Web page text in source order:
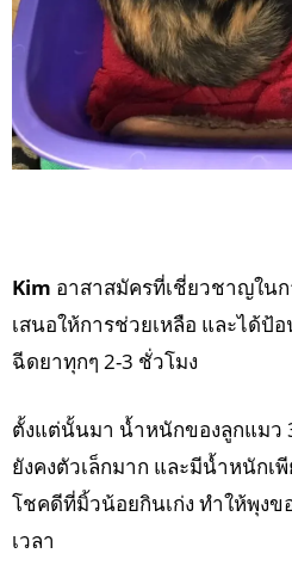
Kim อาสาสมัครที่เชี่ยวชาญใน
เสนอให้การช่วยเหลือ และได้
ฉีดยาทุกๆ 2-3 ชั่วโมง
ตั้งแต่นั้นมา น้ำหนักของลูกแมว
ยังคงตัวเล็กมาก และมีน้ำหนักเ
โชคดีที่มิ้วน้อยกินเก่ง ทำให้พุง
เวลา